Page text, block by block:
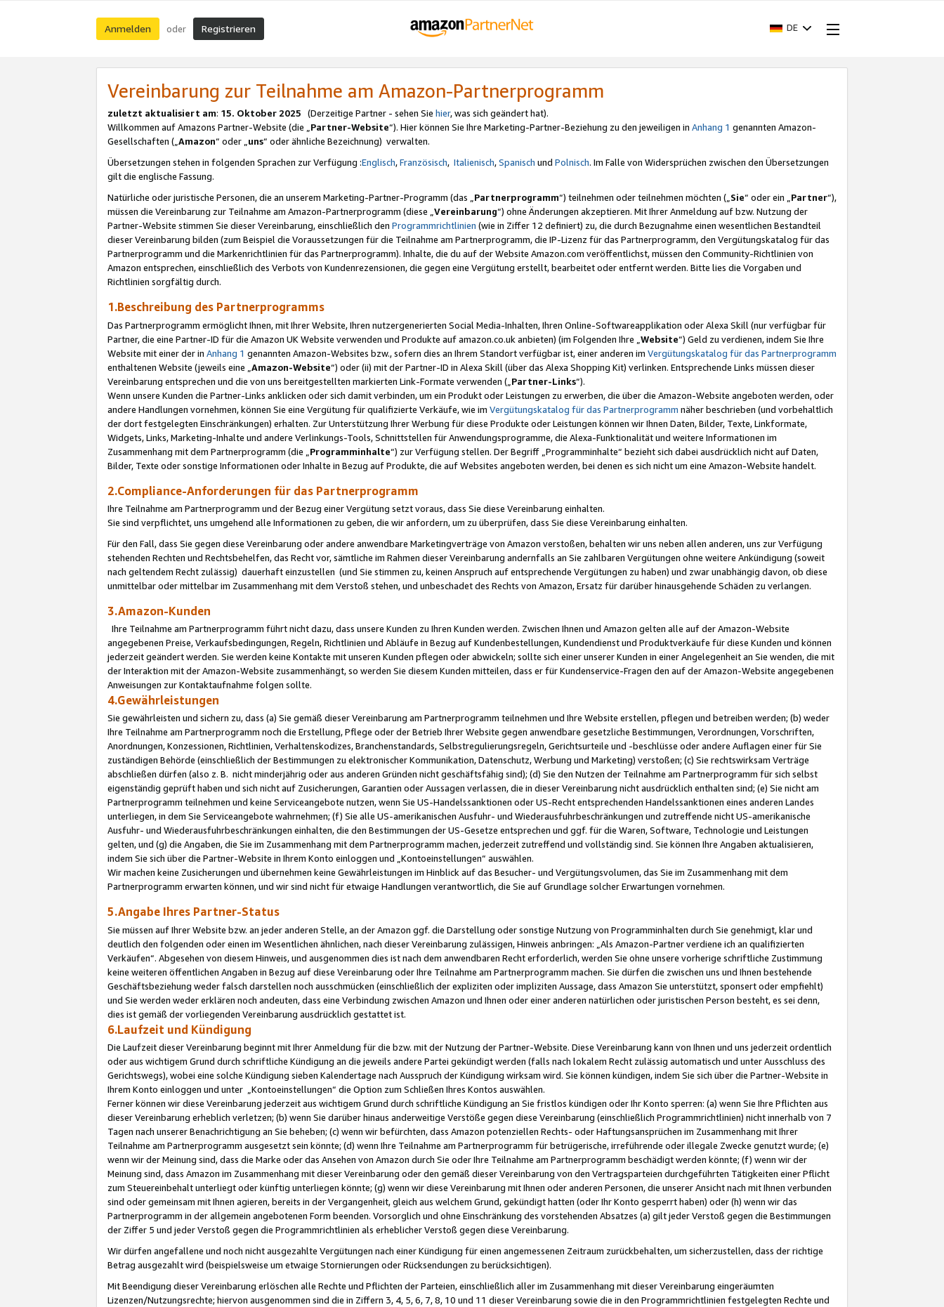
Anmelden oder Registrieren DE
Vereinbarung zur Teilnahme am Amazon-Partnerprogramm
zuletzt aktualisiert am: 15. Oktober 2025 (Derzeitige Partner - sehen Sie hier, was sich geändert hat).
Willkommen auf Amazons Partner-Website (die „Partner-Website“). Hier können Sie Ihre Marketing-Partner-Beziehung zu den jeweiligen in Anhang 1 genannten Amazon-
Gesellschaften („Amazon“ oder „uns“ oder ähnliche Bezeichnung) verwalten.
Übersetzungen stehen in folgenden Sprachen zur Verfügung :Englisch,Französisch, Italienisch,Spanisch und Polnisch. Im Falle von Widersprüchen zwischen den Übersetzungen
gilt die englische Fassung.
Natürliche oder juristische Personen, die an unserem Marketing-Partner-Programm (das „Partnerprogramm“) teilnehmen oder teilnehmen möchten („Sie“ oder ein „Partner“),
müssen die Vereinbarung zur Teilnahme am Amazon-Partnerprogramm (diese „Vereinbarung“) ohne Änderungen akzeptieren. Mit Ihrer Anmeldung auf bzw. Nutzung der
Partner-Website stimmen Sie dieser Vereinbarung, einschließlich den Programmrichtlinien (wie in Ziffer 12 definiert) zu, die durch Bezugnahme einen wesentlichen Bestandteil
dieser Vereinbarung bilden (zum Beispiel die Voraussetzungen für die Teilnahme am Partnerprogramm, die IP-Lizenz für das Partnerprogramm, den Vergütungskatalog für das
Partnerprogramm und die Markenrichtlinien für das Partnerprogramm). Inhalte, die du auf der Website Amazon.com veröffentlichst, müssen den Community-Richtlinien von
Amazon entsprechen, einschließlich des Verbots von Kundenrezensionen, die gegen eine Vergütung erstellt, bearbeitet oder entfernt werden. Bitte lies die Vorgaben und
Richtlinien sorgfältig durch.
1.Beschreibung des Partnerprogramms
Das Partnerprogramm ermöglicht Ihnen, mit Ihrer Website, Ihren nutzergenerierten Social Media-Inhalten, Ihren Online-Softwareapplikation oder Alexa Skill (nur verfügbar für
Partner, die eine Partner-ID für die Amazon UK Website verwenden und Produkte auf amazon.co.uk anbieten) (im Folgenden Ihre „ Website“) Geld zu verdienen, indem Sie Ihre
Website mit einer der in Anhang 1 genannten Amazon-Websites bzw., sofern dies an Ihrem Standort verfügbar ist, einer anderen im Vergütungskatalog für das Partnerprogramm
enthaltenen Website (jeweils eine „ Amazon-Website“) oder (ii) mit der Partner-ID in Alexa Skill (über das Alexa Shopping Kit) verlinken. Entsprechende Links müssen dieser
Vereinbarung entsprechen und die von uns bereitgestellten markierten Link-Formate verwenden („ Partner-Links“).
Wenn unsere Kunden die Partner-Links anklicken oder sich damit verbinden, um ein Produkt oder Leistungen zu erwerben, die über die Amazon-Website angeboten werden, oder
andere Handlungen vornehmen, können Sie eine Vergütung für qualifizierte Verkäufe, wie im Vergütungskatalog für das Partnerprogramm näher beschrieben (und vorbehaltlich
der dort festgelegten Einschränkungen) erhalten. Zur Unterstützung Ihrer Werbung für diese Produkte oder Leistungen können wir Ihnen Daten, Bilder, Texte, Linkformate,
Widgets, Links, Marketing-Inhalte und andere Verlinkungs-Tools, Schnittstellen für Anwendungsprogramme, die Alexa-Funktionalität und weitere Informationen im
Zusammenhang mit dem Partnerprogramm (die „ Programminhalte“) zur Verfügung stellen. Der Begriff „Programminhalte“ bezieht sich dabei ausdrücklich nicht auf Daten,
Bilder, Texte oder sonstige Informationen oder Inhalte in Bezug auf Produkte, die auf Websites angeboten werden, bei denen es sich nicht um eine Amazon-Website handelt.
2.Compliance-Anforderungen für das Partnerprogramm
Ihre Teilnahme am Partnerprogramm und der Bezug einer Vergütung setzt voraus, dass Sie diese Vereinbarung einhalten.
Sie sind verpflichtet, uns umgehend alle Informationen zu geben, die wir anfordern, um zu überprüfen, dass Sie diese Vereinbarung einhalten.
Für den Fall, dass Sie gegen diese Vereinbarung oder andere anwendbare Marketingverträge von Amazon verstoßen, behalten wir uns neben allen anderen, uns zur Verfügung
stehenden Rechten und Rechtsbehelfen, das Recht vor, sämtliche im Rahmen dieser Vereinbarung andernfalls an Sie zahlbaren Vergütungen ohne weitere Ankündigung (soweit
nach geltendem Recht zulässig) dauerhaft einzustellen (und Sie stimmen zu, keinen Anspruch auf entsprechende Vergütungen zu haben) und zwar unabhängig davon, ob diese
unmittelbar oder mittelbar im Zusammenhang mit dem Verstoß stehen, und unbeschadet des Rechts von Amazon, Ersatz für darüber hinausgehende Schäden zu verlangen.
3.Amazon-Kunden
Ihre Teilnahme am Partnerprogramm führt nicht dazu, dass unsere Kunden zu Ihren Kunden werden. Zwischen Ihnen und Amazon gelten alle auf der Amazon-Website
angegebenen Preise, Verkaufsbedingungen, Regeln, Richtlinien und Abläufe in Bezug auf Kundenbestellungen, Kundendienst und Produktverkäufe für diese Kunden und können
jederzeit geändert werden. Sie werden keine Kontakte mit unseren Kunden pflegen oder abwickeln; sollte sich einer unserer Kunden in einer Angelegenheit an Sie wenden, die mit
der Interaktion mit der Amazon-Website zusammenhängt, so werden Sie diesem Kunden mitteilen, dass er für Kundenservice-Fragen den auf der Amazon-Website angegebenen
Anweisungen zur Kontaktaufnahme folgen sollte.
4.Gewährleistungen
Sie gewährleisten und sichern zu, dass (a) Sie gemäß dieser Vereinbarung am Partnerprogramm teilnehmen und Ihre Website erstellen, pflegen und betreiben werden; (b) weder
Ihre Teilnahme am Partnerprogramm noch die Erstellung, Pflege oder der Betrieb Ihrer Website gegen anwendbare gesetzliche Bestimmungen, Verordnungen, Vorschriften,
Anordnungen, Konzessionen, Richtlinien, Verhaltenskodizes, Branchenstandards, Selbstregulierungsregeln, Gerichtsurteile und -beschlüsse oder andere Auflagen einer für Sie
zuständigen Behörde (einschließlich der Bestimmungen zu elektronischer Kommunikation, Datenschutz, Werbung und Marketing) verstoßen; (c) Sie rechtswirksam Verträge
abschließen dürfen (also z. B. nicht minderjährig oder aus anderen Gründen nicht geschäftsfähig sind); (d) Sie den Nutzen der Teilnahme am Partnerprogramm für sich selbst
eigenständig geprüft haben und sich nicht auf Zusicherungen, Garantien oder Aussagen verlassen, die in dieser Vereinbarung nicht ausdrücklich enthalten sind; (e) Sie nicht am
Partnerprogramm teilnehmen und keine Serviceangebote nutzen, wenn Sie US-Handelssanktionen oder US-Recht entsprechenden Handelssanktionen eines anderen Landes
unterliegen, in dem Sie Serviceangebote wahrnehmen; (f) Sie alle US-amerikanischen Ausfuhr- und Wiederausfuhrbeschränkungen und zutreffende nicht US-amerikanische
Ausfuhr- und Wiederausfuhrbeschränkungen einhalten, die den Bestimmungen der US-Gesetze entsprechen und ggf. für die Waren, Software, Technologie und Leistungen
gelten, und (g) die Angaben, die Sie im Zusammenhang mit dem Partnerprogramm machen, jederzeit zutreffend und vollständig sind. Sie können Ihre Angaben aktualisieren,
indem Sie sich über die Partner-Website in Ihrem Konto einloggen und „Kontoeinstellungen“ auswählen.
Wir machen keine Zusicherungen und übernehmen keine Gewährleistungen im Hinblick auf das Besucher- und Vergütungsvolumen, das Sie im Zusammenhang mit dem
Partnerprogramm erwarten können, und wir sind nicht für etwaige Handlungen verantwortlich, die Sie auf Grundlage solcher Erwartungen vornehmen.
5.Angabe Ihres Partner-Status
Sie müssen auf Ihrer Website bzw. an jeder anderen Stelle, an der Amazon ggf. die Darstellung oder sonstige Nutzung von Programminhalten durch Sie genehmigt, klar und
deutlich den folgenden oder einen im Wesentlichen ähnlichen, nach dieser Vereinbarung zulässigen, Hinweis anbringen: „Als Amazon-Partner verdiene ich an qualifizierten
Verkäufen“. Abgesehen von diesem Hinweis, und ausgenommen dies ist nach dem anwendbaren Recht erforderlich, werden Sie ohne unsere vorherige schriftliche Zustimmung
keine weiteren öffentlichen Angaben in Bezug auf diese Vereinbarung oder Ihre Teilnahme am Partnerprogramm machen. Sie dürfen die zwischen uns und Ihnen bestehende
Geschäftsbeziehung weder falsch darstellen noch ausschmücken (einschließlich der expliziten oder impliziten Aussage, dass Amazon Sie unterstützt, sponsert oder empfiehlt)
und Sie werden weder erklären noch andeuten, dass eine Verbindung zwischen Amazon und Ihnen oder einer anderen natürlichen oder juristischen Person besteht, es sei denn,
dies ist gemäß der vorliegenden Vereinbarung ausdrücklich gestattet ist.
6.Laufzeit und Kündigung
Die Laufzeit dieser Vereinbarung beginnt mit Ihrer Anmeldung für die bzw. mit der Nutzung der Partner-Website. Diese Vereinbarung kann von Ihnen und uns jederzeit ordentlich
oder aus wichtigem Grund durch schriftliche Kündigung an die jeweils andere Partei gekündigt werden (falls nach lokalem Recht zulässig automatisch und unter Ausschluss des
Gerichtswegs), wobei eine solche Kündigung sieben Kalendertage nach Ausspruch der Kündigung wirksam wird. Sie können kündigen, indem Sie sich über die Partner-Website in
Ihrem Konto einloggen und unter „Kontoeinstellungen“ die Option zum Schließen Ihres Kontos auswählen.
Ferner können wir diese Vereinbarung jederzeit aus wichtigem Grund durch schriftliche Kündigung an Sie fristlos kündigen oder Ihr Konto sperren: (a) wenn Sie Ihre Pflichten aus
dieser Vereinbarung erheblich verletzen; (b) wenn Sie darüber hinaus anderweitige Verstöße gegen diese Vereinbarung (einschließlich Programmrichtlinien) nicht innerhalb von 7
Tagen nach unserer Benachrichtigung an Sie beheben; (c) wenn wir befürchten, dass Amazon potenziellen Rechts- oder Haftungsansprüchen im Zusammenhang mit Ihrer
Teilnahme am Partnerprogramm ausgesetzt sein könnte; (d) wenn Ihre Teilnahme am Partnerprogramm für betrügerische, irreführende oder illegale Zwecke genutzt wurde; (e)
wenn wir der Meinung sind, dass die Marke oder das Ansehen von Amazon durch Sie oder Ihre Teilnahme am Partnerprogramm beschädigt werden könnte; (f) wenn wir der
Meinung sind, dass Amazon im Zusammenhang mit dieser Vereinbarung oder den gemäß dieser Vereinbarung von den Vertragsparteien durchgeführten Tätigkeiten einer Pflicht
zum Steuereinbehalt unterliegt oder künftig unterliegen könnte; (g) wenn wir diese Vereinbarung mit Ihnen oder anderen Personen, die unserer Ansicht nach mit Ihnen verbunden
sind oder gemeinsam mit Ihnen agieren, bereits in der Vergangenheit, gleich aus welchem Grund, gekündigt hatten (oder Ihr Konto gesperrt haben) oder (h) wenn wir das
Partnerprogramm in der allgemein angebotenen Form beenden. Vorsorglich und ohne Einschränkung des vorstehenden Absatzes (a) gilt jeder Verstoß gegen die Bestimmungen
der Ziffer 5 und jeder Verstoß gegen die Programmrichtlinien als erheblicher Verstoß gegen diese Vereinbarung.
Wir dürfen angefallene und noch nicht ausgezahlte Vergütungen nach einer Kündigung für einen angemessenen Zeitraum zurückbehalten, um sicherzustellen, dass der richtige
Betrag ausgezahlt wird (beispielsweise um etwaige Stornierungen oder Rücksendungen zu berücksichtigen).
Mit Beendigung dieser Vereinbarung erlöschen alle Rechte und Pflichten der Parteien, einschließlich aller im Zusammenhang mit dieser Vereinbarung eingeräumten
Lizenzen/Nutzungsrechte; hiervon ausgenommen sind die in Ziffern 3, 4, 5, 6, 7, 8, 10 und 11 dieser Vereinbarung sowie die in den Programmrichtlinien festgelegten Rechte und